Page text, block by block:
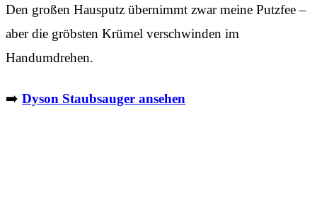
Den großen Hausputz übernimmt zwar meine Putzfee –
aber die gröbsten Krümel verschwinden im
Handumdrehen.
➡️ Dyson Staubsauger ansehen